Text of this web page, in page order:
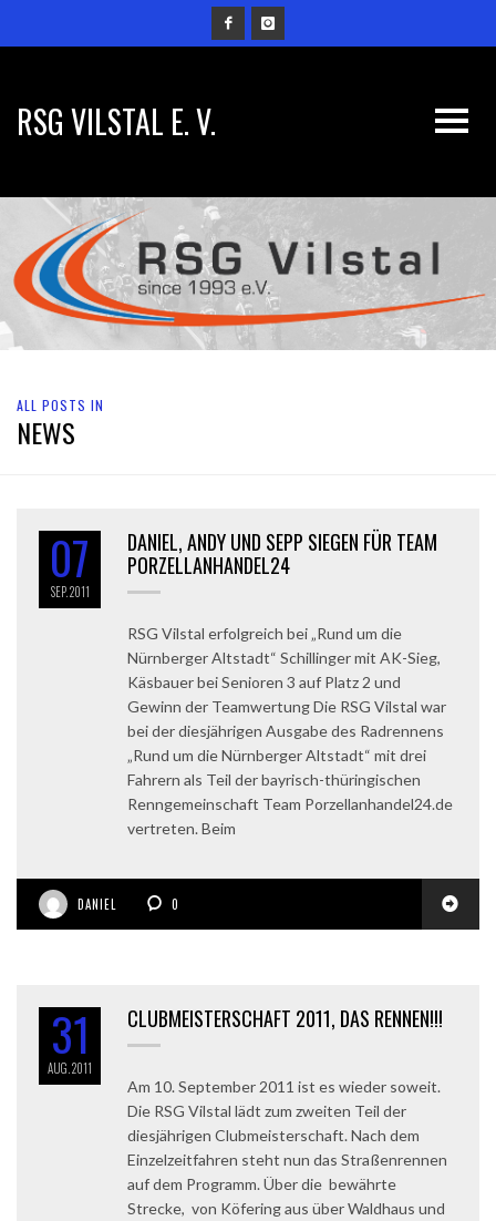
RSG VILSTAL E. V.
ALL POSTS IN
NEWS
07
SEP.2011
DANIEL, ANDY UND SEPP SIEGEN FÜR TEAM
PORZELLANHANDEL24
RSG Vilstal erfolgreich bei „Rund um die
Nürnberger Altstadt“ Schillinger mit AK-Sieg,
Käsbauer bei Senioren 3 auf Platz 2 und
Gewinn der Teamwertung Die RSG Vilstal war
bei der diesjährigen Ausgabe des Radrennens
„Rund um die Nürnberger Altstadt“ mit drei
Fahrern als Teil der bayrisch-thüringischen
Renngemeinschaft Team Porzellanhandel24.de
vertreten. Beim
DANIEL 0
31
AUG.2011
CLUBMEISTERSCHAFT 2011, DAS RENNEN!!!
Am 10. September 2011 ist es wieder soweit.
Die RSG Vilstal lädt zum zweiten Teil der
diesjährigen Clubmeisterschaft. Nach dem
Einzelzeitfahren steht nun das Straßenrennen
auf dem Programm. Über die bewährte
Strecke, von Köfering aus über Waldhaus und